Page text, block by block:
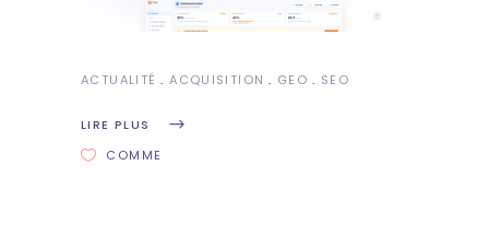
ACTUALITÉ ACQUISITION GEO SEO
LIRE PLUS
COMME